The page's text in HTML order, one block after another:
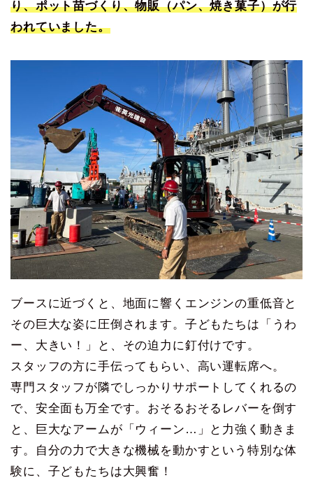
り、ポット苗づくり、物販（パン、焼き菓子）が行
われていました。
ブースに近づくと、地面に響くエンジンの重低音と
その巨大な姿に圧倒されます。子どもたちは「うわ
ー、大きい！」と、その迫力に釘付けです。
スタッフの方に手伝ってもらい、高い運転席へ。
専門スタッフが隣でしっかりサポートしてくれるの
で、安全面も万全です。おそるおそるレバーを倒す
と、巨大なアームが「ウィーン…」と力強く動きま
す。自分の力で大きな機械を動かすという特別な体
験に、子どもたちは大興奮！